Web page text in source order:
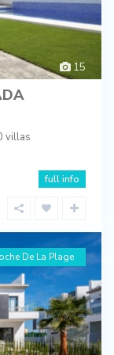
15
villas
full info
De La Plage